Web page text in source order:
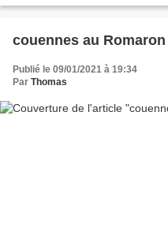
couennes au Romaron
Publié le 09/01/2021 à 19:34
Par Thomas